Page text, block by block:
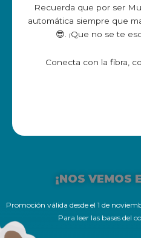
Recuerda que por ser
automática siempre que
😎. ¡Que no se te
Conecta con la fibra,
¡NOS VEMOS
Promoción válida desde el 1 de
Para leer las bases del